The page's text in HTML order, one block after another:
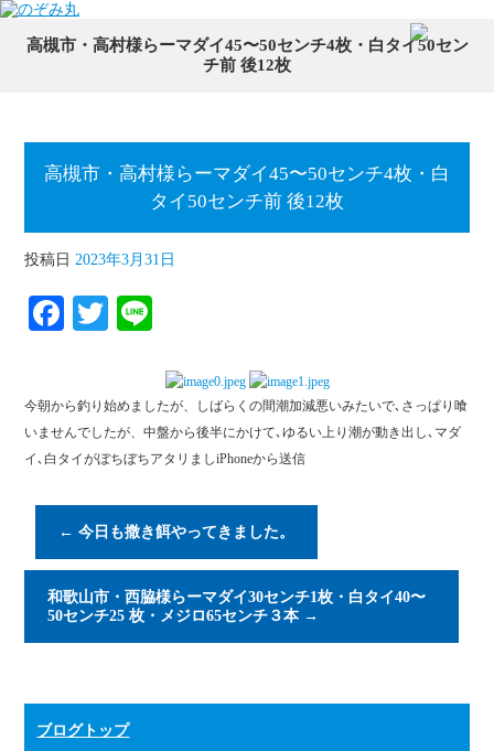
高槻市・高村様らーマダイ45〜50センチ4枚・白タイ50セン
チ前 後12枚
高槻市・高村様らーマダイ45〜50センチ4枚・白
タイ50センチ前 後12枚
投稿日 2023年3月31日
Fa
ok
T
r
今朝から釣り始めましたが、しばらくの間潮加減悪いみたいで､さっぱり喰
いませんでしたが、中盤から後半にかけて､ゆるい上り潮が動き出し､マダ
イ､白タイがぼちぼちアタリましiPhoneから送信
← 今日も撒き餌やってきました。
和歌山市・西脇様らーマダイ30センチ1枚・白タイ40〜
50センチ25 枚・メジロ65センチ３本 →
ブログトップ